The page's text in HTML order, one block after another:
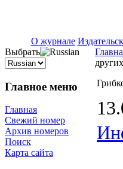
О журнале
Выбрать
Главное меню
Главная
Свежий номер
Архив номеров
Поиск
Карта сайта